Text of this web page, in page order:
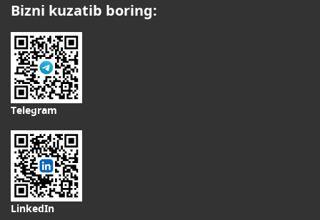
Bizni kuzatib boring:
Telegram
LinkedIn